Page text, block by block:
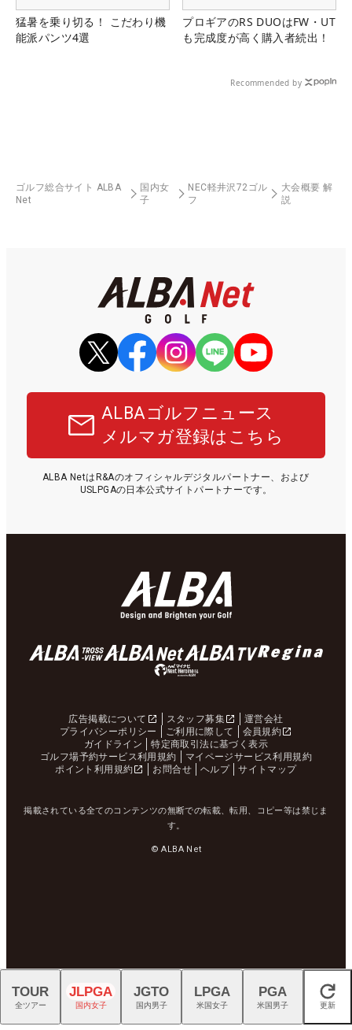
猛暑を乗り切る！ こだわり機
能派パンツ4選
プロギアのRS DUOはFW・UT
も完成度が高く購入者続出！
Recommended by
ゴルフ総合サイト ALBA
Net
国内女
子
NEC軽井沢72ゴル
フ
大会概要 解
説
ALBAゴルフニュース
メルマガ登録はこちら
ALBA NetはR&Aのオフィシャルデジタルパートナー、および
USLPGAの日本公式サイトパートナーです。
広告掲載について スタッフ募集
運営会社
プライバシーポリシー
ご利用に際して
会員規約
ガイドライン
特定商取引法に基づく表示
ゴルフ場予約サービス利用規約
マイページサービス利用規約
ポイント利用規約
お問合せ ヘルプ サイトマップ
掲載されている全てのコンテンツの無断での転載、転用、コピー等は禁じま
す。
© ALBA Net
閉じる
TOUR
全ツアー
JLPGA
国内女子
JGTO
国内男子
LPGA
米国女子
PGA
米国男子 更新